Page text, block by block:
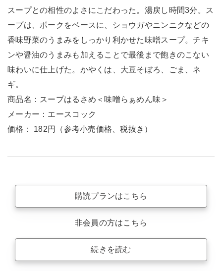
スープとの相性のよさにこだわった。湯戻し時間3分。ス
ープは、ポークをベースに、ショウガやニンニクなどの
香味野菜のうまみをしっかり利かせた味噌スープ。チキ
ンや醤油のうまみも加えることで最後まで飽きのこない
味わいに仕上げた。かやくは、大豆そぼろ、ごま、ネ
ギ。
商品名：スープはるさめ＜味噌らぁめん味＞
メーカー：エースコック
価格： 182円（参考小売価格、税抜き）
購読プランはこちら
非会員の方はこちら
続きを読む